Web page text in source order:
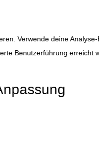
Verwende deine
Benutzerführung erreicht